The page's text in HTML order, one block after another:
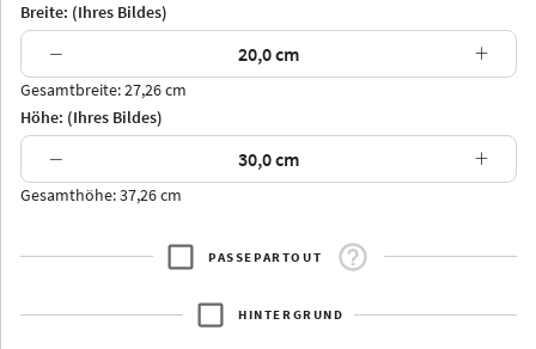
Arran Luzern
Thurgau
Breite: (Ihres Bildes)
− +
Gesamtbreite: 27,26 cm
Höhe: (Ihres Bildes)
− +
Gesamthöhe: 37,26 cm
PASSEPARTOUT
HINTERGRUND